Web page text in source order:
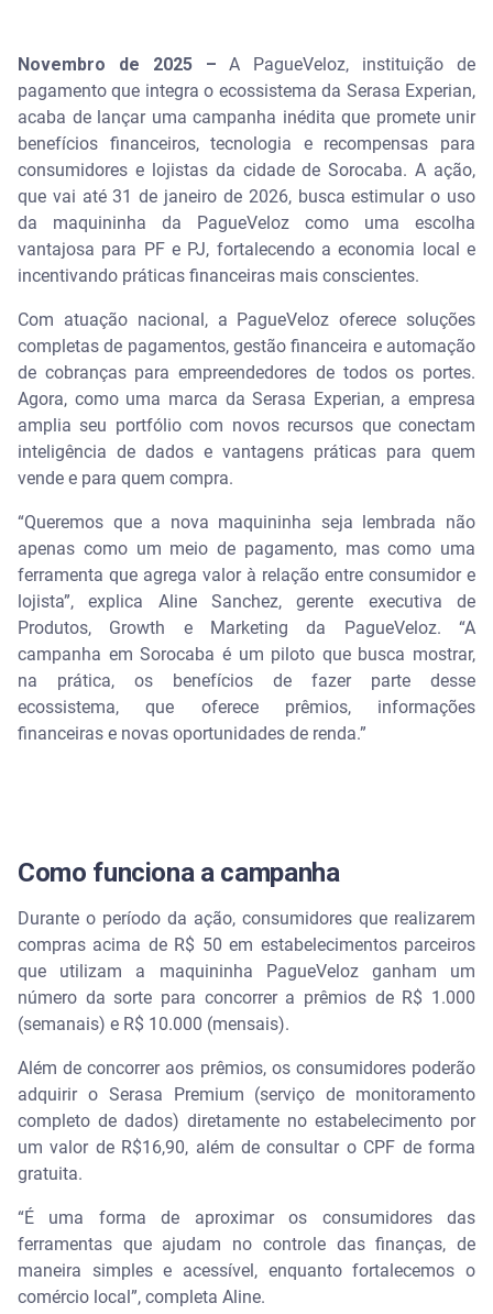
Novembro de 2025 –A PagueVeloz, instituição de
pagamento que integra o ecossistema da Serasa Experian,
acaba de lançar uma campanha inédita que promete unir
benefícios financeiros, tecnologia e recompensas para
consumidores e lojistas da cidade de Sorocaba. A ação,
que vai até 31 de janeiro de 2026, busca estimular o uso
da maquininha da PagueVeloz como uma escolha
vantajosa para PF e PJ, fortalecendo a economia local e
incentivando práticas financeiras mais conscientes.
Com atuação nacional, a PagueVeloz oferece soluções
completas de pagamentos, gestão financeira e automação
de cobranças para empreendedores de todos os portes.
Agora, como uma marca da Serasa Experian, a empresa
amplia seu portfólio com novos recursos que conectam
inteligência de dados e vantagens práticas para quem
vende e para quem compra.
“Queremos que a nova maquininha seja lembrada não
apenas como um meio de pagamento, mas como uma
ferramenta que agrega valor à relação entre consumidor e
lojista”, explica Aline Sanchez, gerente executiva de
Produtos, Growth e Marketing da PagueVeloz. “A
campanha em Sorocaba é um piloto que busca mostrar,
na prática, os benefícios de fazer parte desse
ecossistema, que oferece prêmios, informações
financeiras e novas oportunidades de renda.”
Como funciona a campanha
Durante o período da ação, consumidores que realizarem
compras acima de R$ 50 em estabelecimentos parceiros
que utilizam a maquininha PagueVeloz ganham um
número da sorte para concorrer a prêmios de R$ 1.000
(semanais) e R$ 10.000 (mensais).
Além de concorrer aos prêmios, os consumidores poderão
adquirir o Serasa Premium (serviço de monitoramento
completo de dados) diretamente no estabelecimento por
um valor de R$16,90, além de consultar o CPF de forma
gratuita.
“É uma forma de aproximar os consumidores das
ferramentas que ajudam no controle das finanças, de
maneira simples e acessível, enquanto fortalecemos o
comércio local”, completa Aline.